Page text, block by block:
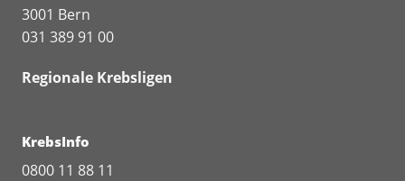
3001 Bern
031 389 91 00
Regionale Krebsligen
KrebsInfo
0800 11 88 11